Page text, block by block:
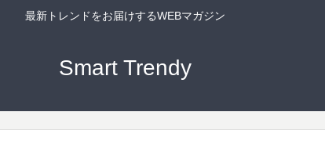
最新トレンドをお届けするWEBマガジン
Smart Trendy